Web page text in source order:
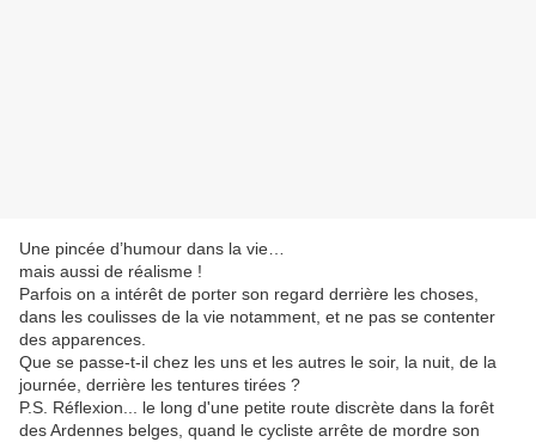
Une pincée d’humour dans la vie…
mais aussi de réalisme !
Parfois on a intérêt de porter son regard derrière les choses,
dans les coulisses de la vie notamment, et ne pas se contenter
des apparences.
Que se passe-t-il chez les uns et les autres le soir, la nuit, de la
journée, derrière les tentures tirées ?
P.S. Réflexion... le long d'une petite route discrète dans la forêt
des Ardennes belges, quand le cycliste arrête de mordre son